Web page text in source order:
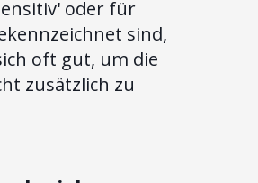
oder für
sind,
oft gut, um die
zusätzlich zu